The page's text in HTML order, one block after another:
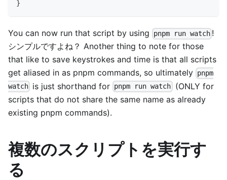
}
You can now run that script by using pnpm run watch !
シンプルですよね？ Another thing to note for those
that like to save keystrokes and time is that all scripts
get aliased in as pnpm commands, so ultimately pnpm
watch is just shorthand for pnpm run watch (ONLY for
scripts that do not share the same name as already
existing pnpm commands).
複数のスクリプトを実行す
る